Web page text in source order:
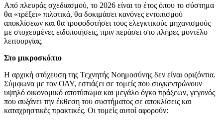
Από πλευράς σχεδιασμού, το 2026 είναι το έτος όπου το σύστημα
θα «τρέξει» πιλοτικά, θα δοκιμάσει κανόνες εντοπισμού
αποκλίσεων και θα τροφοδοτήσει τους ελεγκτικούς μηχανισμούς
με στοχευμένες ειδοποιήσεις, πριν περάσει στο πλήρες μοντέλο
λειτουργίας.
Στο μικροσκόπιο
Η αρχική στόχευση της Τεχνητής Νοημοσύνης δεν είναι οριζόντια.
Σύμφωνα με τον ΟΑΥ, εστιάζει σε τομείς που συγκεντρώνουν
υψηλό οικονομικό αποτύπωμα και μεγάλο όγκο πράξεων, γεγονός
που αυξάνει την έκθεση του συστήματος σε αποκλίσεις και
καταχρηστικές πρακτικές. Οι τομείς αυτοί αφορούν: